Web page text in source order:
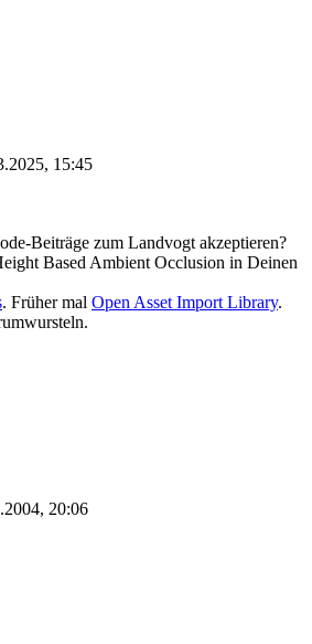
15:45
Beiträge zum Landvogt akzeptieren?
Based Ambient Occlusion in Deinen
. Früher mal Open Asset Import Library.
20:06